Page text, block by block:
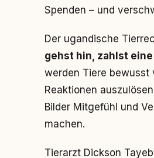
Spenden – und
Der ugandische
gehst hin, zahlst
werden Tiere bewusst
Reaktionen
Bilder Mitgefühl und
machen.
Tierarzt Dickson